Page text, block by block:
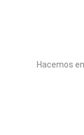
Hacemos